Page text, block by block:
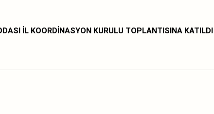
İL KOORDİNASYON KURULU TOPLANTISINA KATILDI